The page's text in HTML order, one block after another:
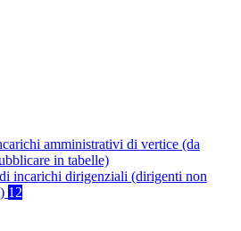
amministrativi di vertice (da
in tabelle)
incarichi dirigenziali (dirigenti non
12